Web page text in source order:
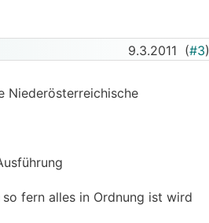
9.3.2011 (#3)
Niederösterreichische
fern alles in Ordnung ist wird